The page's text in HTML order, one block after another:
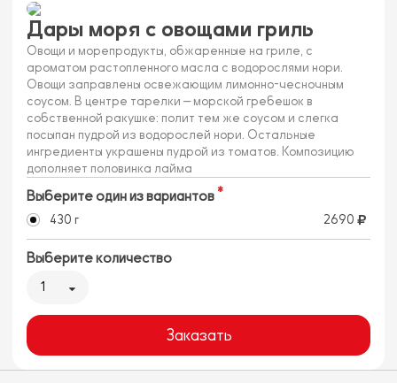
Дары моря с овощами гриль
Овощи и морепродукты, обжаренные на гриле, с
ароматом растопленного масла с водорослями нори.
Овощи заправлены освежающим лимонно-чесночным
соусом. В центре тарелки — морской гребешок в
собственной ракушке: полит тем же соусом и слегка
посыпан пудрой из водорослей нори. Остальные
ингредиенты украшены пудрой из томатов. Композицию
дополняет половинка лайма
Выберите один из вариантов
430 г 2690
Выберите количество
1
Заказать